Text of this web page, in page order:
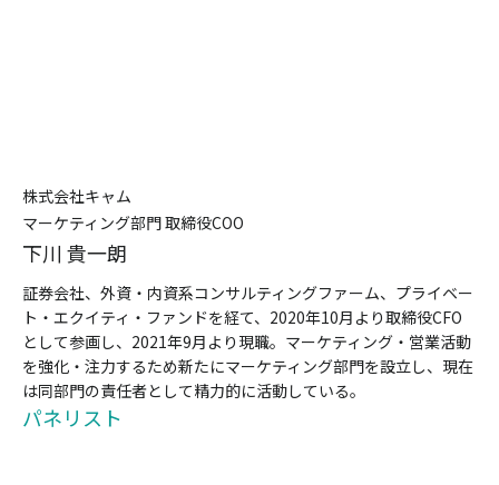
株式会社キャム
マーケティング部⾨ 取締役COO
下川 貴⼀朗
証券会社、外資・内資系コンサルティングファーム、プライベー
ト・エクイティ・ファンドを経て、2020年10⽉より取締役CFO
として参画し、2021年9⽉より現職。マーケティング・営業活動
を強化・注⼒するため新たにマーケティング部⾨を設⽴し、現在
は同部⾨の責任者として精⼒的に活動している。
パネリスト